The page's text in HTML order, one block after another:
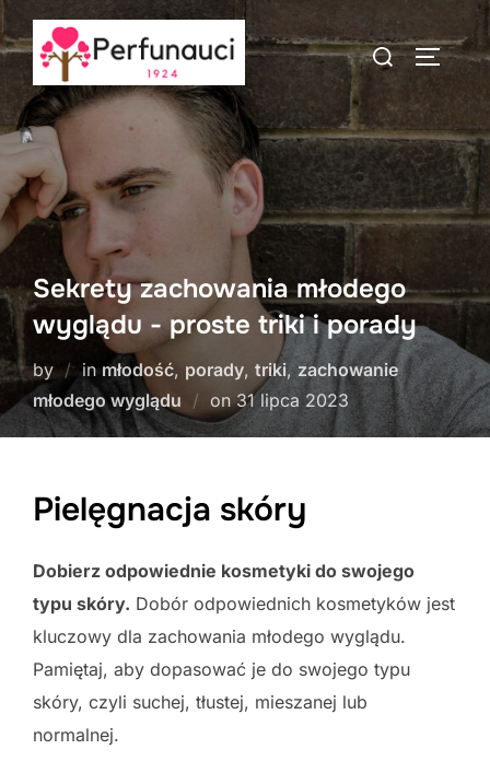
Skip
to
content
Search
for:
Sekrety zachowania młodego
wyglądu - proste triki i porady
by in młodość, porady, triki,zachowanie
młodego wyglądu
onPosted
on
31 lipca 2023
Pielęgnacja skóry
Dobierz odpowiednie kosmetyki do swojego
typu skóry. Dobór odpowiednich kosmetyków jest
kluczowy dla zachowania młodego wyglądu.
Pamiętaj, aby dopasować je do swojego typu
skóry, czyli suchej, tłustej, mieszanej lub
normalnej.